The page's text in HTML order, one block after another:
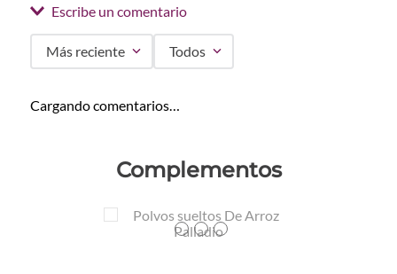
Escribe un comentario
Más reciente Todos
Cargando comentarios…
Complementos